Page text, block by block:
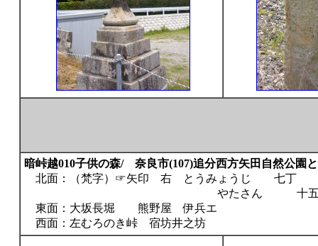
暗峠越010子供の森/ 奈良市(107)追分西方矢田自然公園
北面：（梵字）☞矢印 右 とうみょうじ 七丁
やたさん 十五丁
東面：大坂長堀 熊野屋 伊兵エ
西面：左むろのき峠 宿坊井之坊